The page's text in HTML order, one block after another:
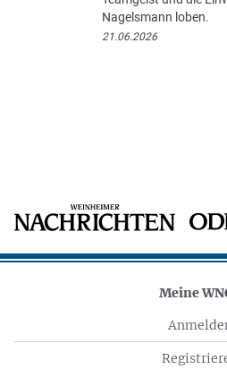
Nagelsmann loben.
21.06.2026
Meine